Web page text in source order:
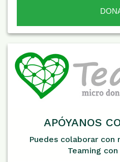
APÓYANOS
Puedes colaborar con
Teaming